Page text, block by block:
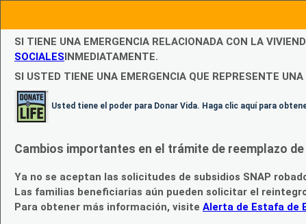
SI TIENE UNA EMERGENCIA RELACIONADA CON LA
SOCIALESINMEDIATAMENTE.
SI USTED TIENE UNA EMERGENCIA QUE REPRESENTE
Usted tiene el poder para Donar Vida. Haga clic aquí para
Cambios importantes en el trámite de reemplazo
Ya no se aceptan las solicitudes de subsidios SNAP
Las familias beneficiarias aún pueden solicitar el
Para obtener más información, visite Alerta de Estafa de